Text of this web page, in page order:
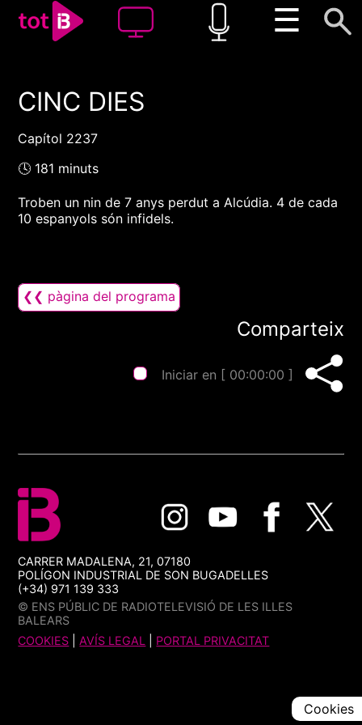
☰
00:00 00:00
CINC DIES
Capítol 2237
🕓 181 minuts
Troben un nin de 7 anys perdut a Alcúdia. 4 de cada
10 espanyols són infidels.
❮❮ pàgina del programa
Comparteix
Iniciar en [ 00:00:00 ]
CARRER MADALENA, 21, 07180
POLÍGON INDUSTRIAL DE SON BUGADELLES
(+34) 971 139 333
© ENS PÚBLIC DE RADIOTELEVISIÓ DE LES ILLES
BALEARS
COOKIES |AVÍS LEGAL PORTAL PRIVACITAT
Cookies